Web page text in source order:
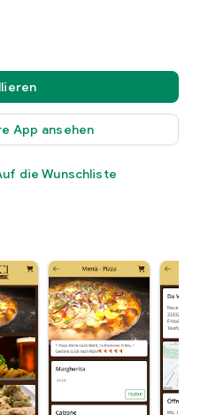
App ansehen
die Wunschliste